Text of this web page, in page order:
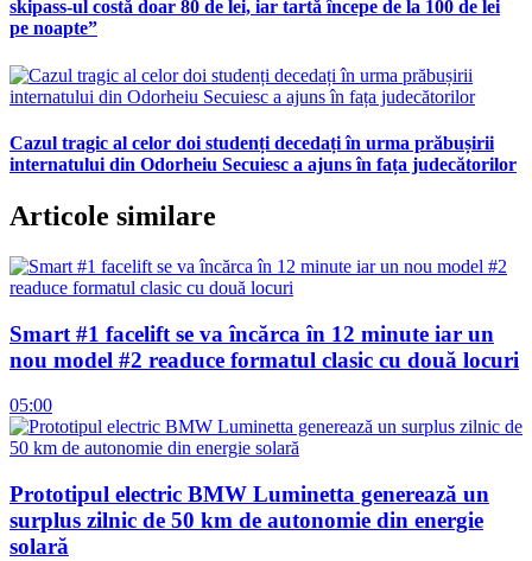
skipass-ul costă doar 80 de lei, iar tartă începe de la 100 de lei
pe noapte”
Cazul tragic al celor doi studenți decedați în urma prăbușirii
internatului din Odorheiu Secuiesc a ajuns în fața judecătorilor
Articole similare
Smart #1 facelift se va încărca în 12 minute iar un
nou model #2 readuce formatul clasic cu două locuri
05:00
Prototipul electric BMW Luminetta generează un
surplus zilnic de 50 km de autonomie din energie
solară